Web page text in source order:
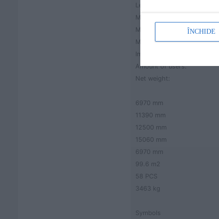
Length:
Minimum space/ Length:
Minimum space/ Width:
Minimum space/ Height:
Impact area:
Amount of users:
Net weight:
6970 mm
11390 mm
12500 mm
15060 mm
6970 mm
99.6 m2
58 PCS
3463 kg
Symbols
ÎNCHIDE